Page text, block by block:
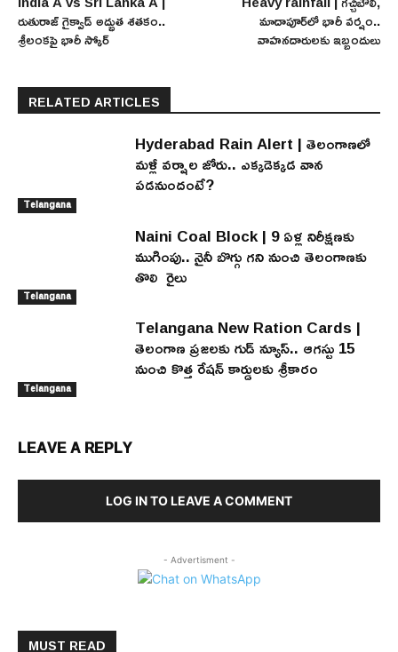
రుతురాజ్ గైక్వాడ్ అద్భుత శతకం..
శ్రీలంకపై భారీ స్కోర్
మాదాపూర్‌లో భారీ వర్షం..
వాహనదారులకు ఇబ్బందులు
RELATED ARTICLES
Telangana
Hyderabad Rain Alert | తెలంగాణలో
మళ్లీ వర్షాల జోరు.. ఎక్కడెక్కడ వాన
పడనుందంటే?
Telangana
Naini Coal Block | 9 ఏళ్ల నిరీక్షణకు
ముగింపు.. నైనీ బొగ్గు గని నుంచి తెలంగాణకు
తొలి రైలు
Telangana
Telangana New Ration Cards |
తెలంగాణ ప్రజలకు గుడ్ న్యూస్.. ఆగస్టు 15
నుంచి కొత్త రేషన్ కార్డులకు శ్రీకారం
LEAVE A REPLY
LOG IN TO LEAVE A COMMENT
- Advertisment -
MUST READ